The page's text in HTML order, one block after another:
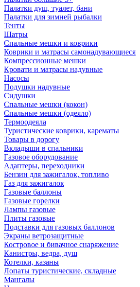
Палатки душ, туалет, бани
Палатки для зимней рыбалки
Тенты
Шатры
Спальные мешки и коврики
Коврики и матрасы самонадувающиеся
Компрессионные мешки
Кровати и матрасы надувные
Насосы
Подушки надувные
Сидушки
Спальные мешки (кокон)
Спальные мешки (одеяло)
Термоодеяла
Туристические коврики, карематы
Товары в дорогу
Вкладыши в спальники
Газовое оборудование
Адаптеры, переходники
Бензин для зажигалок, топливо
Газ для зажигалок
Газовые баллоны
Газовые горелки
Лампы газовые
Плиты газовые
Подставки для газовых баллонов
Экраны ветрозащитные
Костровое и бивачное снаряжение
Канистры, ведра, душ
Котелки, казаны
Лопаты туристические, складные
Мангалы